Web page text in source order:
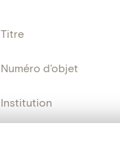
Titre
Numéro d'objet
Institution